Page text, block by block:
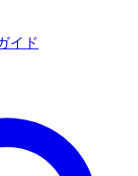
イド